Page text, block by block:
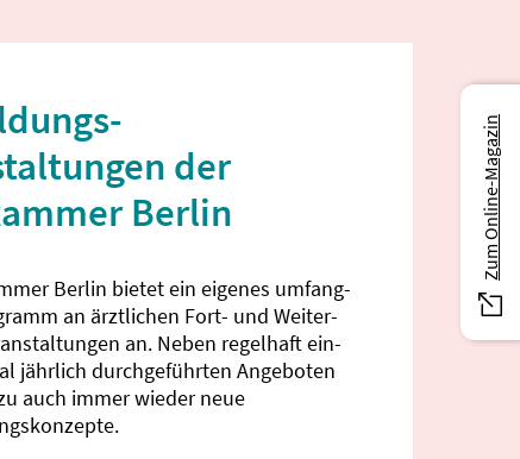
der
Berlin
Berlin bietet ein eigenes umfang­
an ärztlichen Fort- und Weiter­
an. Neben regelhaft ein-
jährlich durch­geführten Angeboten
auch immer wieder neue
Zum Online-Magazin